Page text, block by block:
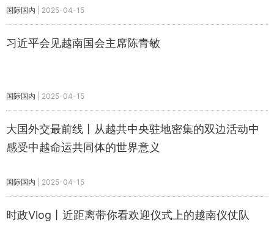
国际国内 2025-04-15
习近平会见越南国会主席陈青敏
国际国内 2025-04-15
大国外交最前线丨从越共中央驻地密集的双边活动中
感受中越命运共同体的世界意义
国际国内 2025-04-15
时政Vlog丨近距离带你看欢迎仪式上的越南仪仗队